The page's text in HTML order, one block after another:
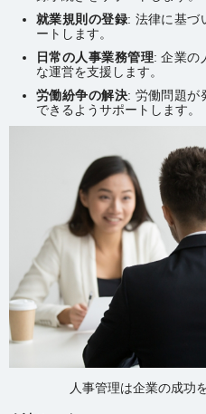
就業規則の登録: 法律に基づ
ートします。
日常の人事業務管理: 企業の
な運営を支援します。
労働紛争の解決: 労働問題が
できるようサポートします。
人事管理は企業の成功